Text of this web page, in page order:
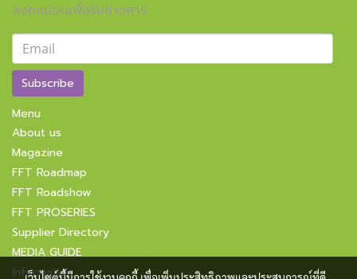
ลงทะเบียนเพื่อรับข่าวสาร
Subscribe
Menu
About us
Magazine
FFT Roadmap
FFT Roadshow
FFT PROSERIES
Supplier Directory
MEDIA GUIDE
Information